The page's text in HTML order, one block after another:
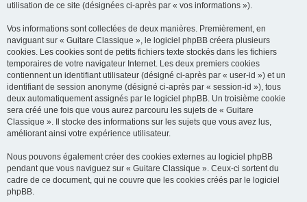
utilisation de ce site (désignées ci-après par « vos informations »).
Vos informations sont collectées de deux manières. Premièrement, en
naviguant sur « Guitare Classique », le logiciel phpBB créera plusieurs
cookies. Les cookies sont de petits fichiers texte stockés dans les fichiers
temporaires de votre navigateur Internet. Les deux premiers cookies
contiennent un identifiant utilisateur (désigné ci-après par « user-id ») et un
identifiant de session anonyme (désigné ci-après par « session-id »), tous
deux automatiquement assignés par le logiciel phpBB. Un troisième cookie
sera créé une fois que vous aurez parcouru les sujets de « Guitare
Classique ». Il stocke des informations sur les sujets que vous avez lus,
améliorant ainsi votre expérience utilisateur.
Nous pouvons également créer des cookies externes au logiciel phpBB
pendant que vous naviguez sur « Guitare Classique ». Ceux-ci sortent du
cadre de ce document, qui ne couvre que les cookies créés par le logiciel
phpBB.